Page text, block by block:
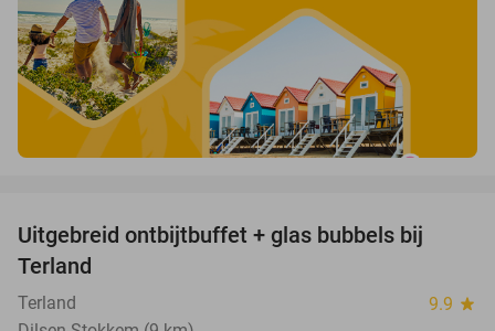
Uitgebreid ontbijtbuffet + glas bubbels bij
Terland
Terland 9.9 star